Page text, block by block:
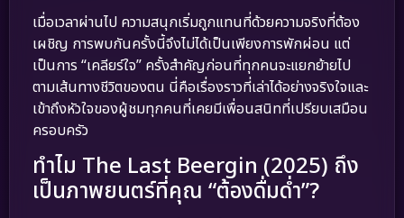
เมื่อเวลาผ่านไป ความสนุกเริ่มถูกแทนที่ด้วยความจริงที่ต้อง
เผชิญ การพบกันครั้งนี้จึงไม่ได้เป็นเพียงการพักผ่อน แต่
เป็นการ “เคลียร์ใจ” ครั้งสำคัญก่อนที่ทุกคนจะแยกย้ายไป
ตามเส้นทางชีวิตของตน นี่คือเรื่องราวที่เล่าได้อย่างจริงใจและ
เข้าถึงหัวใจของผู้ชมทุกคนที่เคยมีเพื่อนสนิทที่เปรียบเสมือน
ครอบครัว
ทำไม The Last Beergin (2025) ถึง
เป็นภาพยนตร์ที่คุณ “ต้องดื่มด่ำ”?